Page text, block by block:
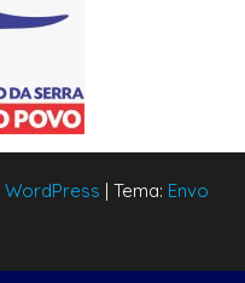
WordPress | Tema: Envo